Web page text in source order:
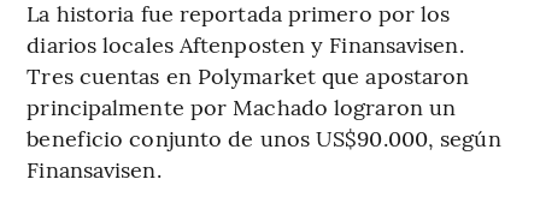
La historia fue reportada primero por los
diarios locales Aftenposten y Finansavisen.
Tres cuentas en Polymarket que apostaron
principalmente por Machado lograron un
beneficio conjunto de unos US$90.000, según
Finansavisen.